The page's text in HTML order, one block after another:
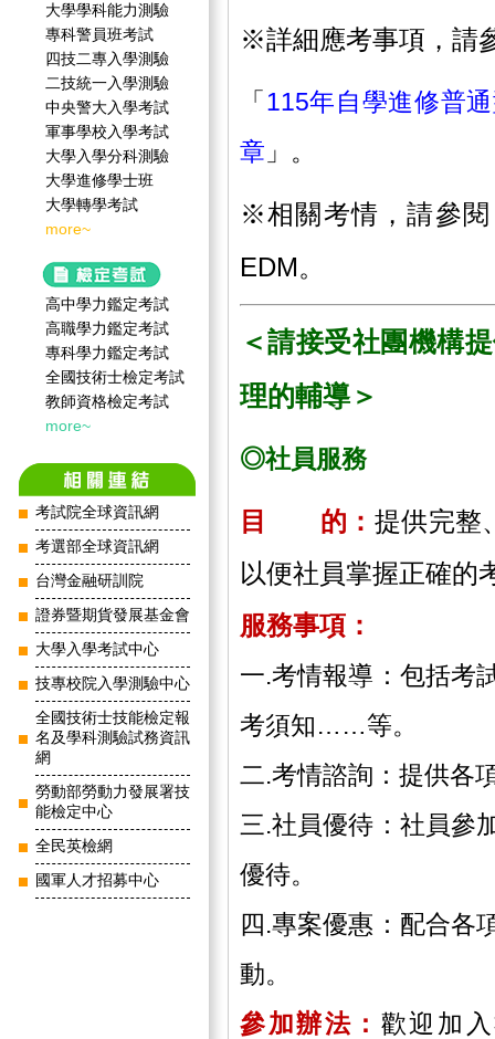
大學學科能力測驗
專科警員班考試
四技二專入學測驗
二技統一入學測驗
中央警大入學考試
軍事學校入學考試
大學入學分科測驗
大學進修學士班
大學轉學考試
more~
高中學力鑑定考試
高職學力鑑定考試
專科學力鑑定考試
全國技術士檢定考試
教師資格檢定考試
more~
考試院全球資訊網
考選部全球資訊網
台灣金融研訓院
證券暨期貨發展基金會
大學入學考試中心
技專校院入學測驗中心
全國技術士技能檢定報
名及學科測驗試務資訊
網
勞動部勞動力發展署技
能檢定中心
全民英檢網
國軍人才招募中心
※詳細應考事項，請
「115年自學進修普
章 」。
※相關考情，請參閱
EDM。
＜請接受社團機構
理的輔導＞
◎社員服務
目 的： 提供完整
以便社員掌握正確的
服務事項：
一.考情報導：包括考
考須知……等。
二.考情諮詢：提供各
三.社員優待：社員參
優待。
四.專案優惠：配合各
動。
參加辦法： 歡迎加